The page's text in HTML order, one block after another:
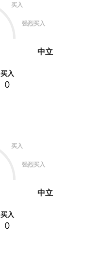
买入
强烈买入
中立
买入
0
买入
强烈买入
中立
买入
0